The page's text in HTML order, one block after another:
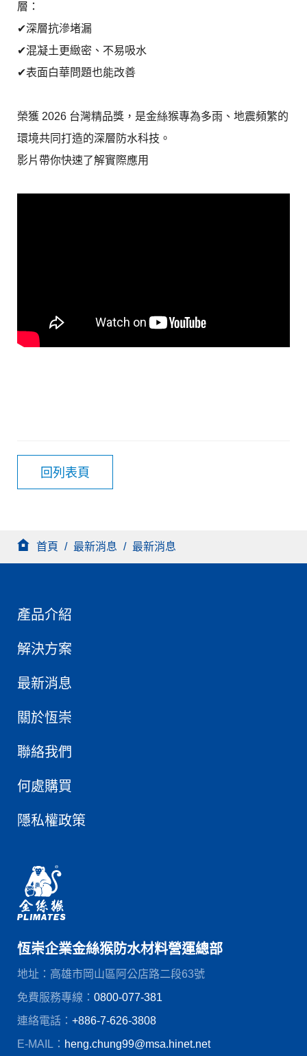
層：
✔深層抗滲堵漏
✔混凝土更緻密、不易吸水
✔表面白華問題也能改善
榮獲 2026 台灣精品獎，是金絲猴專為多雨、地震頻繁的
環境共同打造的深層防水科技。
影片帶你快速了解實際應用
回列表頁
首頁 / 最新消息 / 最新消息
產品介紹
解決方案
最新消息
關於恆崇
聯絡我們
何處購買
隱私權政策
恆崇企業金絲猴防水材料營運總部
地址：高雄市岡山區阿公店路二段63號
免費服務專線： 0800-077-381
連絡電話： +886-7-626-3808
E-MAIL： heng.chung99@msa.hinet.net